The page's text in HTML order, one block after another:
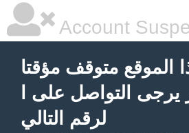
Account
الموقع متوقف مؤقتا
يرجى التواصل على ا
لرقم التالي